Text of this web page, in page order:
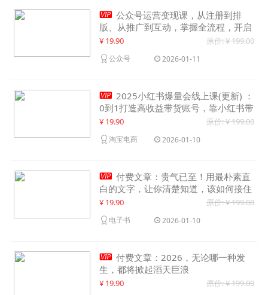
 公众号运营变现课，从注册到排
版、从推广到互动，掌握全流程，开启
个人品牌月入30000+
¥ 19.90 原价: ¥ 199.00
公众号 2026-01-11
 2025小红书爆量会线上课(更新) ：
0到1打造高收益带货账号，靠小红书带
货年入100w？机会来了！
¥ 19.90 原价: ¥ 199.00
淘宝电商 2026-01-10
 付费文章：贵气已至！用最朴素直
白的文字，让你清楚知道，该如何接住
这一次时代的泼天富贵
¥ 19.90 原价: ¥ 199.00
电子书 2026-01-10
 付费文章：2026，无论哪一种发
生，都将掀起滔天巨浪
¥ 19.90 原价: ¥ 199.00